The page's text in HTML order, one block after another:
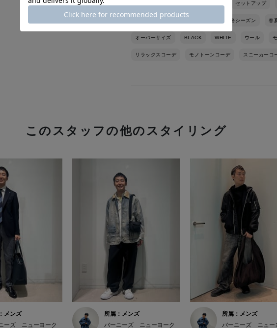
セットアップ
春コーデ 秋冬シーズン 春
オーバーサイズ BLACK WHITE ウール
リラックスコーデ モノトーンコーデ スニーカーコ
このスタッフの他のスタイリング
メンズ
ーズ ニューヨーク
所属：メンズ
バーニーズ ニューヨーク
所属：メンズ
バーニーズ ニュー